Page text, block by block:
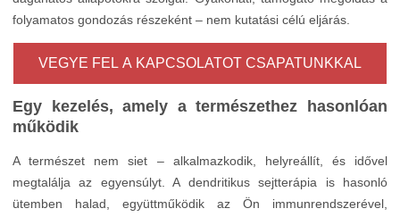
VEGYE FEL A KAPCSOLATOT CSAPATUNKKAL
Egy kezelés, amely a természethez hasonlóan
működik
A természet nem siet – alkalmazkodik, helyreállít, és idővel
megtalálja az egyensúlyt. A dendritikus sejtterápia is hasonló
ütemben halad, együttműködik az Ön immunrendszerével,